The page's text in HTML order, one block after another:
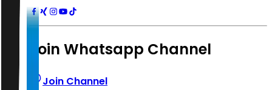
Join Whatsapp Channel
Join Channel